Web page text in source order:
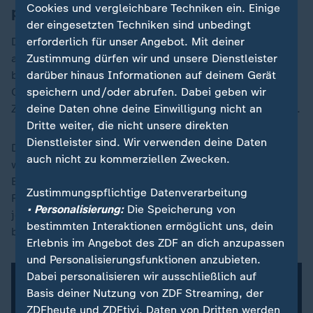
passiv-aggressiv gleichzeitig
Das leicht lächelnde Gesicht sei zum Beispiel sowohl
als freundlich als auch als passiv-aggressiv
beschrieben worden. Die Forschenden zeigten in einer
Online-Befragung 153 Teilnehmenden sämtliche zum
Zeitpunkt der Studie verfügbaren 107 Gesichts-Emojis.
Die Befragten sollten etwa darüber Auskunft geben,
wie bekannt ihnen das Emoji sei und wie sie seine
Bedeutung empfanden. Zusätzlich baten die
Forschenden die Teilnehmenden, die Bedeutung des
jeweiligen Emojis mit maximal drei Begriffen zu
beschreiben.
Cookies und vergleichbare Techniken ein. Einige
der eingesetzten Techniken sind unbedingt
erforderlich für unser Angebot. Mit deiner
Zustimmung dürfen wir und unsere Dienstleister
darüber hinaus Informationen auf deinem Gerät
speichern und/oder abrufen. Dabei geben wir
deine Daten ohne deine Einwilligung nicht an
Dritte weiter, die nicht unsere direkten
Dienstleister sind. Wir verwenden deine Daten
auch nicht zu kommerziellen Zwecken.
Zustimmungspflichtige Datenverarbeitung
• Personalisierung:Die Speicherung von
bestimmten Interaktionen ermöglicht uns, dein
Erlebnis im Angebot des ZDF an dich anzupassen
und Personalisierungsfunktionen anzubieten.
Dabei personalisieren wir ausschließlich auf
Basis deiner Nutzung von ZDF Streaming, der
ZDFheute und ZDFtivi. Daten von Dritten werden